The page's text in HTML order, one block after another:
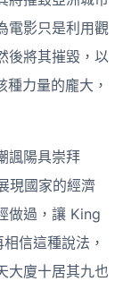
電影只是利用觀
後將其摧毀，以
力量的龐大，
諷陽具崇拜
現國家的經濟
做過，讓 King
信這種說法，
大廈十居其九也